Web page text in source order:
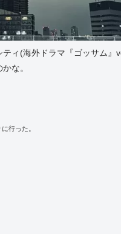
ィ(海外ドラマ『ゴッサム』
な。
行った。